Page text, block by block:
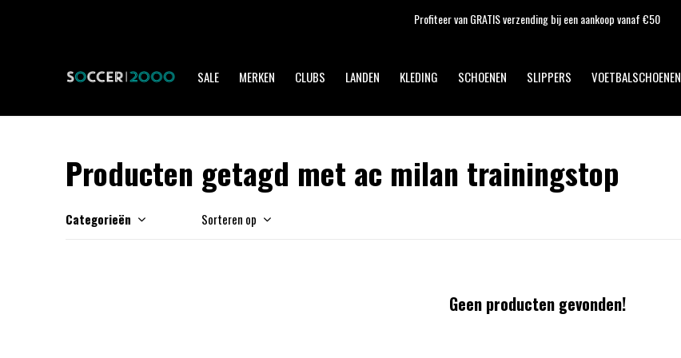
SALE MERKEN CLUBS LANDEN KLEDING SCHOENEN SLIPPERS VOETBALSCHOENEN
Profiteer van GRATIS verzending bij een aankoop vanaf €50
Producten getagd met ac milan trainingstop
Categorieën Sorteren op
Geen producten gevonden!